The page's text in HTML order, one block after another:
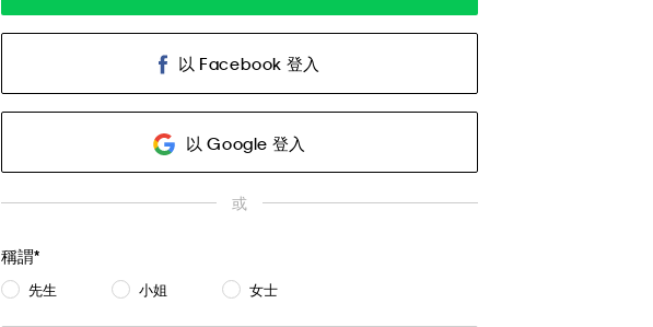
以 Facebook 登入
以 Google 登入
或
稱謂
先生 小姐 女士